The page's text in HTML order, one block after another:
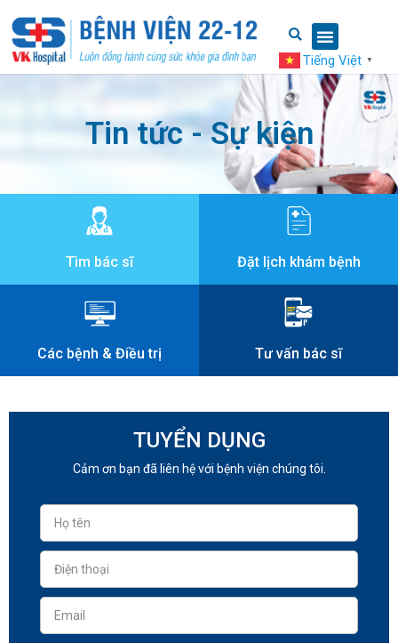
Tiếng Việt ▼
Tin tức - Sự kiện
Tìm bác sĩ Đặt lịch khám bệnh
Các bệnh & Điều trị Tư vấn bác sĩ
TUYỂN DỤNG
Cảm ơn bạn đã liên hệ với bệnh viện chúng tôi.